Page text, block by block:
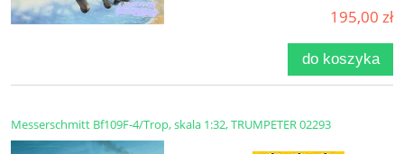
195,00 zł
do koszyka
Messerschmitt Bf109F-4/Trop, skala 1:32, TRUMPETER 02293